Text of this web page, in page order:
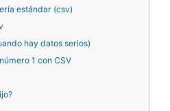
estándar (csv)
hay datos serios)
1 con CSV